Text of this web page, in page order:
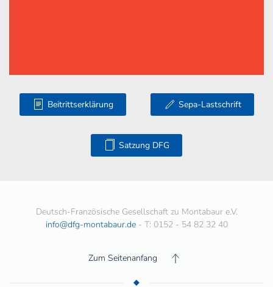
Beitrittserklärung Sepa-Lastschrift
Satzung DFG
Deutsch-Französische Gesellschaft zu Montabaur e.V.
info@dfg-montabaur.de- T: 0152 - 54 82 32 40
Zum Seitenanfang